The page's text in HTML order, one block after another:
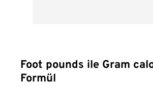
Foot pounds ile Gram
Formül